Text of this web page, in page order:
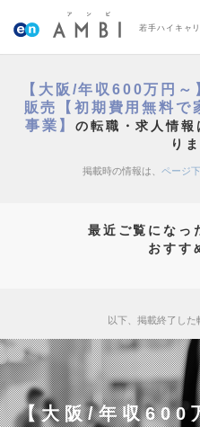
若手ハイキャ
【大阪/年収600万円～
販売【初期費用無料で
事業】の転職・求人情報
り
掲載時の情報は、 ページ
最近ご覧になっ
おすす
以下、掲載終了した
【大阪/年収600